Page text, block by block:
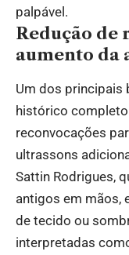
palpável.
Redução de
aumento da
Um dos principais
histórico
reconvocações
ultrassons
Sattin Rodrigues,
antigos em mãos,
de tecido ou
interpretadas